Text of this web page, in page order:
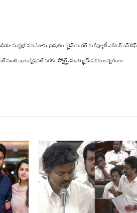
పని చేశారు. ప్రస్తుతం ‘క్రైమ్ మిర్రర్’కు డిప్యూటీ ఎడిటర్ ఇన్ చీఫ్
ఇంటర్నేషనల్ వరకు.. స్పోర్ట్స్ నుంచి క్రైమ్ వరకు అన్ని రకాల